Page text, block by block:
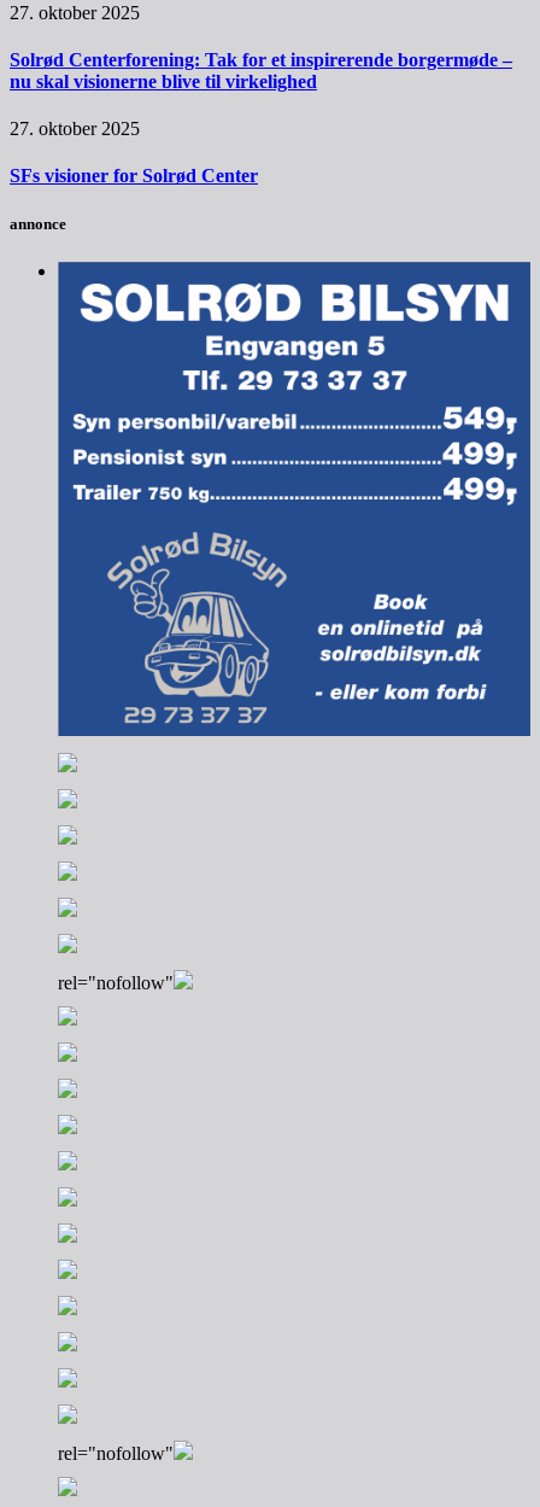
27. oktober 2025
Solrød Centerforening: Tak for et inspirerende borgermøde –
nu skal visionerne blive til virkelighed
27. oktober 2025
SFs visioner for Solrød Center
annonce
rel="nofollow"
rel="nofollow"